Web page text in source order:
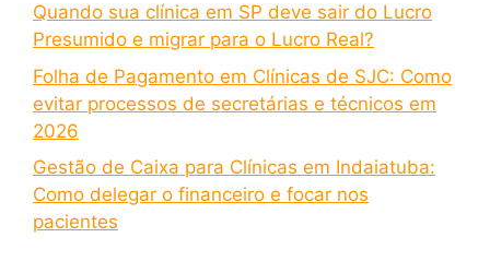
Quando sua clínica em SP deve sair do Lucro
Presumido e migrar para o Lucro Real?
Folha de Pagamento em Clínicas de SJC: Como
evitar processos de secretárias e técnicos em
2026
Gestão de Caixa para Clínicas em Indaiatuba:
Como delegar o financeiro e focar nos
pacientes